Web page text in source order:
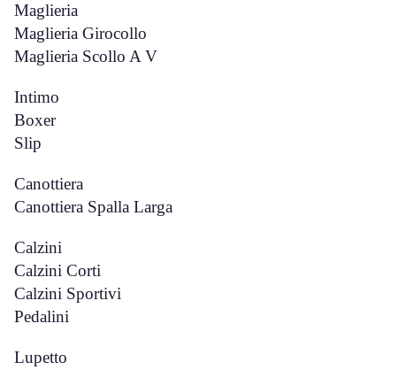
Maglieria
Maglieria Girocollo
Maglieria Scollo A V
Intimo
Boxer
Slip
Canottiera
Canottiera Spalla Larga
Calzini
Calzini Corti
Calzini Sportivi
Pedalini
Lupetto